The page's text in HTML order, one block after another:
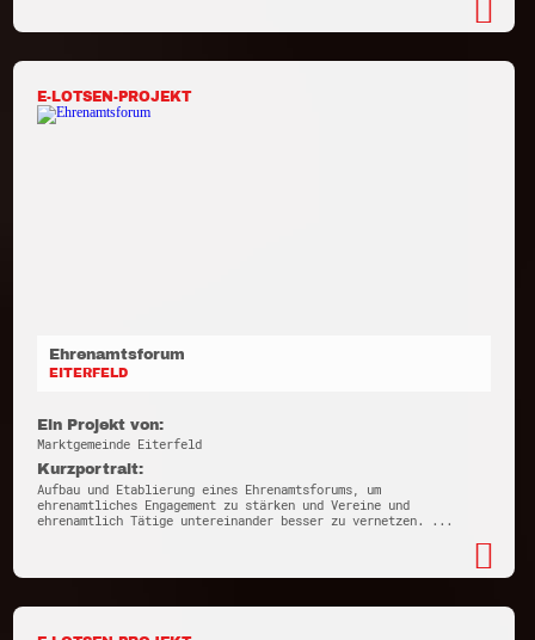
E-LOTSEN-PROJEKT
Ehrenamtsforum
EITERFELD
Ein Projekt von:
Marktgemeinde Eiterfeld
Kurzportrait:
Aufbau und Etablierung eines Ehrenamtsforums, um
ehrenamtliches Engagement zu stärken und Vereine und
ehrenamtlich Tätige untereinander besser zu vernetzen. ...